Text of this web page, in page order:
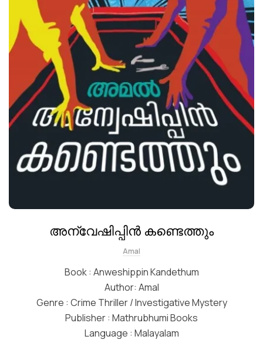
അന്വേഷിപ്പിൻ കണ്ടെത്തും
Amal
Book : Anweshippin Kandethum
Author: Amal
Genre : Crime Thriller / Investigative Mystery
Publisher : Mathrubhumi Books
Language : Malayalam